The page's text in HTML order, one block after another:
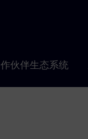
伙伴生态系统